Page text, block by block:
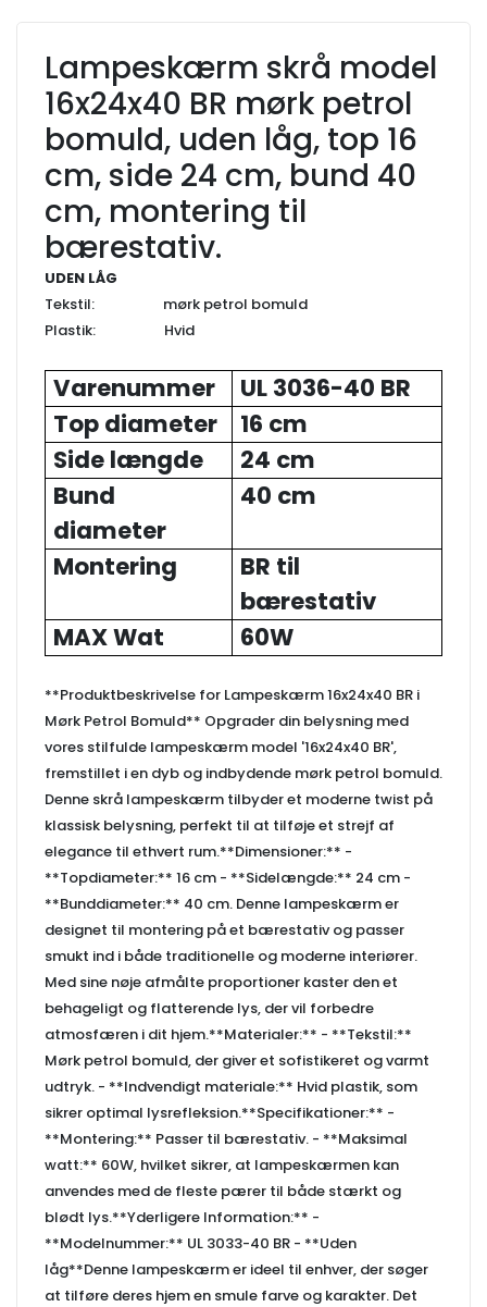
Lampeskærm skrå model
16x24x40 BR mørk petrol
bomuld, uden låg, top 16
cm, side 24 cm, bund 40
cm, montering til
bærestativ.
UDEN LÅG
Tekstil: mørk petrol bomuld
Plastik: Hvid
Varenummer
UL 3036-40 BR
Top diameter
16 cm
Side længde
24 cm
Bund
diameter
40 cm
Montering
BR til
bærestativ
MAX Wat
60W
**Produktbeskrivelse for Lampeskærm 16x24x40 BR i
Mørk Petrol Bomuld** Opgrader din belysning med
vores stilfulde lampeskærm model '16x24x40 BR',
fremstillet i en dyb og indbydende mørk petrol bomuld.
Denne skrå lampeskærm tilbyder et moderne twist på
klassisk belysning, perfekt til at tilføje et strejf af
elegance til ethvert rum.**Dimensioner:** -
**Topdiameter:** 16 cm - **Sidelængde:** 24 cm -
**Bunddiameter:** 40 cm. Denne lampeskærm er
designet til montering på et bærestativ og passer
smukt ind i både traditionelle og moderne interiører.
Med sine nøje afmålte proportioner kaster den et
behageligt og flatterende lys, der vil forbedre
atmosfæren i dit hjem.**Materialer:** - **Tekstil:**
Mørk petrol bomuld, der giver et sofistikeret og varmt
udtryk. - **Indvendigt materiale:** Hvid plastik, som
sikrer optimal lysrefleksion.**Specifikationer:** -
**Montering:** Passer til bærestativ. - **Maksimal
watt:** 60W, hvilket sikrer, at lampeskærmen kan
anvendes med de fleste pærer til både stærkt og
blødt lys.**Yderligere Information:** -
**Modelnummer:** UL 3033-40 BR - **Uden
låg**Denne lampeskærm er ideel til enhver, der søger
at tilføre deres hjem en smule farve og karakter. Det